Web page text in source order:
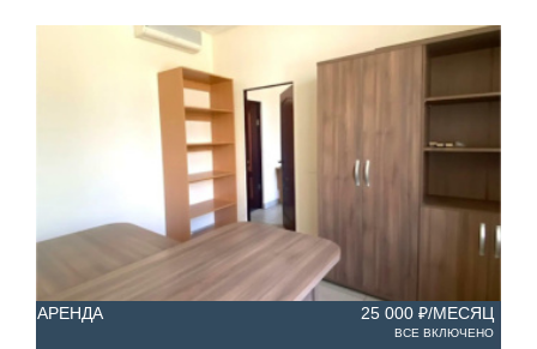
АРЕНДА 25 000 ₽/МЕСЯЦ
ВСЕ ВКЛЮЧЕНО